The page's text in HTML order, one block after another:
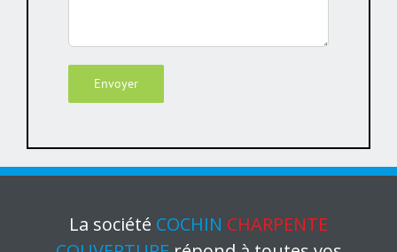
La société COCHIN CHARPENTE